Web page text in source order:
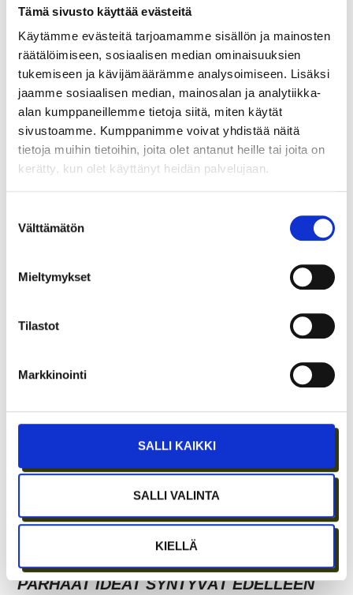
Tämä sivusto käyttää evästeitä
Käytämme evästeitä tarjoamamme sisällön ja mainosten
räätälöimiseen, sosiaalisen median ominaisuuksien
tukemiseen ja kävijämäärämme analysoimiseen. Lisäksi
jaamme sosiaalisen median, mainosalan ja analytiikka-
alan kumppaneillemme tietoja siitä, miten käytät
sivustoamme. Kumppanimme voivat yhdistää näitä
tietoja muihin tietoihin, joita olet antanut heille tai joita on
kerätty, kun olet käyttänyt heidän palvelujaan.
valinta
Välttämätön
Mieltymykset
Tilastot
Markkinointi
SALLI KAIKKI
SALLI VALINTA
KIELLÄ
ASIAKASYMMÄRRYS SYNTYY IHMISTEN
KESKELLÄ – JA NIIN SYNTYY MYÖS
MYYNTI
TARJOAVATKO COWORKING-TILAT
ETÄTYÖN HONEYMOON-VAIHE ON OHI –
PARHAAT IDEAT SYNTYVÄT EDELLEEN